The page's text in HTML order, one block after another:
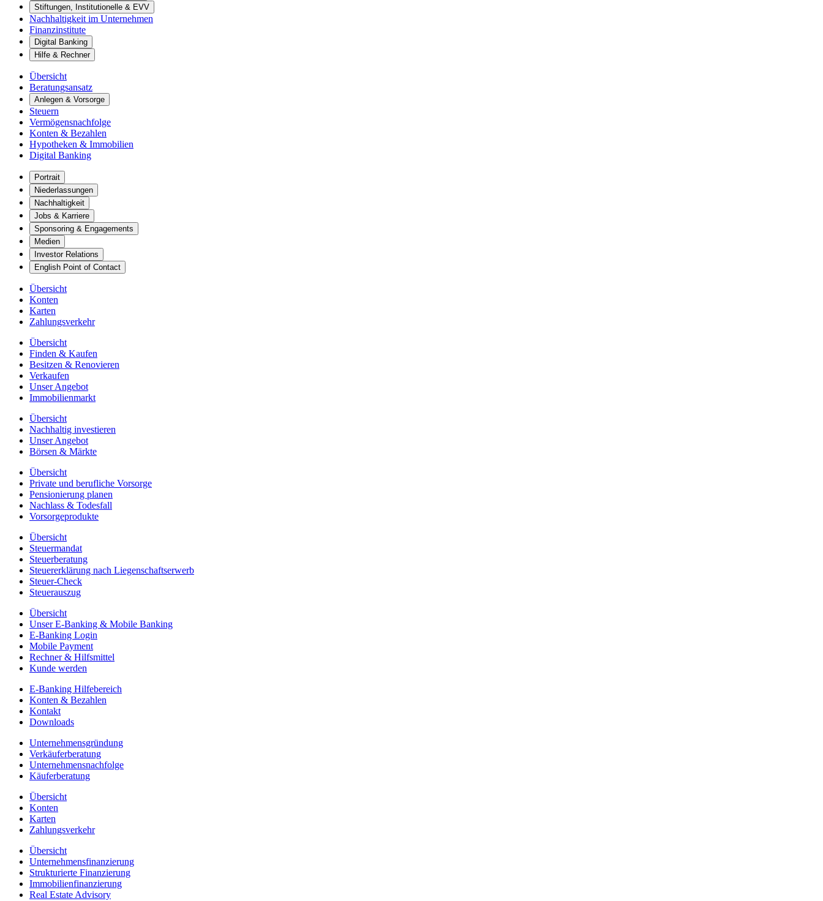
Stiftungen, Institutionelle & EVV
Nachhaltigkeit im Unternehmen
Finanzinstitute
Digital Banking
Hilfe & Rechner
Übersicht
Beratungsansatz
Anlegen & Vorsorge
Steuern
Vermögensnachfolge
Konten & Bezahlen
Hypotheken & Immobilien
Digital Banking
Portrait
Niederlassungen
Nachhaltigkeit
Jobs & Karriere
Sponsoring & Engagements
Medien
Investor Relations
English Point of Contact
Übersicht
Konten
Karten
Zahlungsverkehr
Übersicht
Finden & Kaufen
Besitzen & Renovieren
Verkaufen
Unser Angebot
Immobilienmarkt
Übersicht
Nachhaltig investieren
Unser Angebot
Börsen & Märkte
Übersicht
Private und berufliche Vorsorge
Pensionierung planen
Nachlass & Todesfall
Vorsorgeprodukte
Übersicht
Steuermandat
Steuerberatung
Steuererklärung nach Liegenschaftserwerb
Steuer-Check
Steuerauszug
Übersicht
Unser E-Banking & Mobile Banking
E-Banking Login
Mobile Payment
Rechner & Hilfsmittel
Kunde werden
E-Banking Hilfebereich
Konten & Bezahlen
Kontakt
Downloads
Unternehmensgründung
Verkäuferberatung
Unternehmensnachfolge
Käuferberatung
Übersicht
Konten
Karten
Zahlungsverkehr
Übersicht
Unternehmensfinanzierung
Strukturierte Finanzierung
Immobilienfinanzierung
Real Estate Advisory